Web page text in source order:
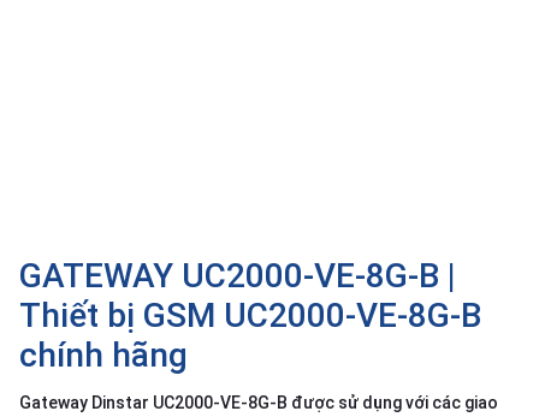
GATEWAY UC2000-VE-8G-B |
Thiết bị GSM UC2000-VE-8G-B
chính hãng
Gateway Dinstar UC2000-VE-8G-B được sử dụng với các giao
Dịch
trợ
Tin